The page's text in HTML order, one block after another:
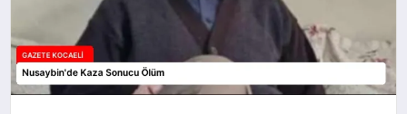
SAĞLIK
EĞITIM